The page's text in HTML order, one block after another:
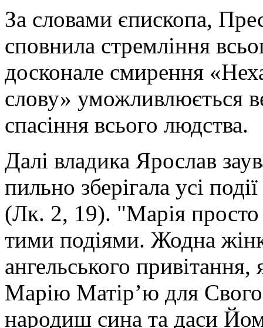
За словами єпископа,
сповнила стремління
досконале смирення
слову» уможливлюється
спасіння всього людства.
Далі владика Ярослав
пильно зберігала усі
(Лк. 2, 19). "Марія просто
тими подіями. Жодна
ангельського
Марію Матір’ю для
народиш сина та даси